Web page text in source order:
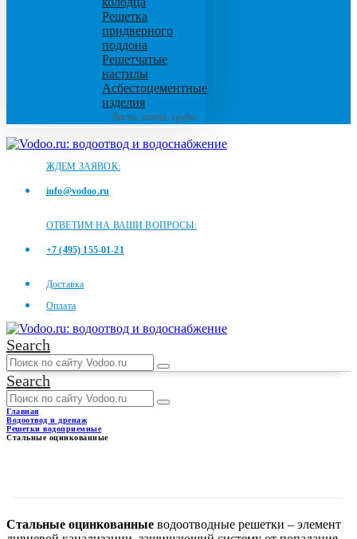
Решетка
придверного
поддона
Решетчатые
настилы
Асбестоцементные
изделия
Листы, плиты, трубы
ЖДЕМ ЗАЯВОК:
info@vodoo.ru
ОТВЕТИМ НА ВАШИ ВОПРОСЫ:
+7 (495) 155-01-21
Доставка
Оплата
Search
Search
Главная
Водоотвод и дренаж
Решетки водоприемные
Стальные оцинкованные
Стальные оцинкованные водоотводные решетки – элемент